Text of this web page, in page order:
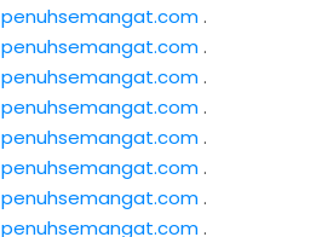
penuhsemangat.com.
penuhsemangat.com.
penuhsemangat.com.
penuhsemangat.com.
penuhsemangat.com.
penuhsemangat.com.
penuhsemangat.com.
penuhsemangat.com.